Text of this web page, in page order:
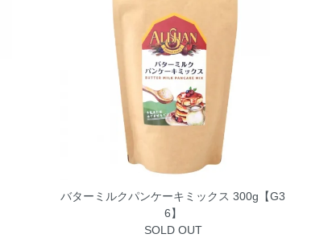
バターミルクパンケーキミックス 300g【G3
6】
SOLD OUT